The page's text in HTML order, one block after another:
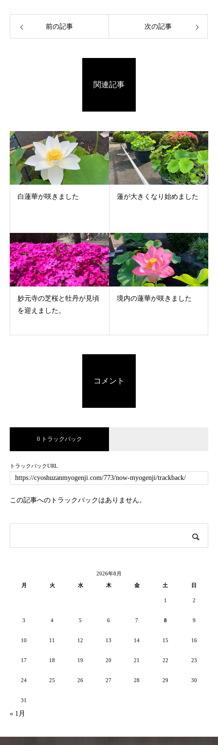
前の記事 次の記事
関連記事
白蓮華が咲きました 蓮が大きくなり始めました
妙元寺の芝桜と牡丹が見頃
を迎えました。
境内の蓮華が咲きました
コメント
0 トラックバック
トラックバックURL
この記事へのトラックバックはありません。
2026年8月
月
火 水 木 金 土 日
1 2
3 4 5 6 7 8 9
10 11 12 13 14 15 16
17 18 19 20 21 22 23
24 25 26 27 28 29 30
31
« 1月